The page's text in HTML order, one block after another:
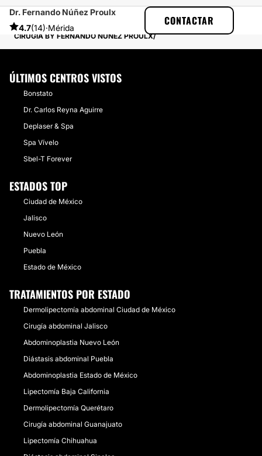
Dr. Fernando Núñez Proulx
4.7(14)·Mérida
CONTACTAR
MULTIESTETICA
EXPERIENCIAS
EXPERIENCIAS SOBRE ABDOMINOPLASTIA
CIRUGÍA BY FERNANDO NÚÑEZ PROULX
ÚLTIMOS CENTROS VISTOS
Bonstato
Dr. Carlos Reyna Aguirre
Deplaser & Spa
Spa Vívelo
Sbel-T Forever
ESTADOS TOP
Ciudad de México
Jalisco
Nuevo León
Puebla
Estado de México
TRATAMIENTOS POR ESTADO
Dermolipectomía abdominal Ciudad de México
Cirugía abdominal Jalisco
Abdominoplastia Nuevo León
Diástasis abdominal Puebla
Abdominoplastia Estado de México
Lipectomía Baja California
Dermolipectomía Querétaro
Cirugía abdominal Guanajuato
Lipectomía Chihuahua